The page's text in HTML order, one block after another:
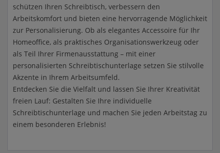
schützen Ihren Schreibtisch, verbessern den
Arbeitskomfort und bieten eine hervorragende Möglichkeit
zur Personalisierung. Ob als elegantes Accessoire für Ihr
Homeoffice, als praktisches Organisationswerkzeug oder
als Teil Ihrer Firmenausstattung – mit einer
personalisierten Schreibtischunterlage setzen Sie stilvolle
Akzente in Ihrem Arbeitsumfeld.
Entdecken Sie die Vielfalt und lassen Sie Ihrer Kreativität
freien Lauf: Gestalten Sie Ihre individuelle
Schreibtischunterlage und machen Sie jeden Arbeitstag zu
einem besonderen Erlebnis!